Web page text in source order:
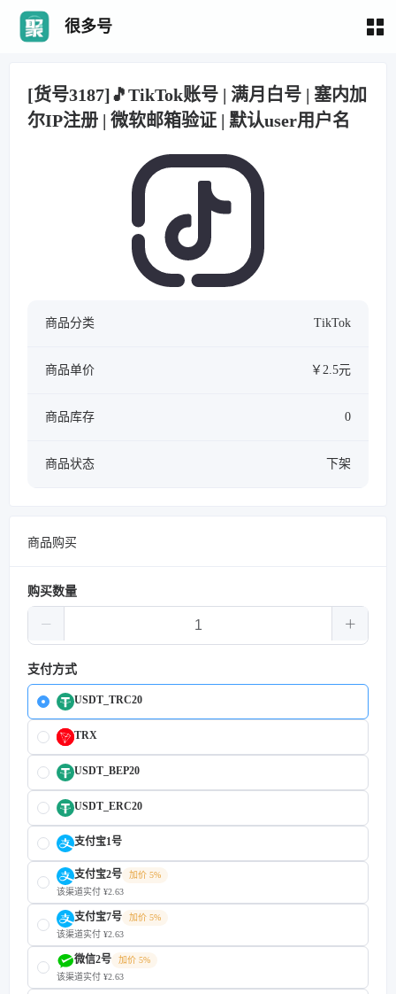
很多号
[货号3187]🎵TikTok账号 | 满月白号 | 塞内加
尔IP注册 | 微软邮箱验证 | 默认user用户名
商品分类 TikTok
商品单价 ￥2.5元
商品库存 0
商品状态 下架
商品购买
购买数量
支付方式
USDT_TRC20
TRX
USDT_BEP20
USDT_ERC20
支付宝1号
支付宝2号
加价 5%
该渠道实付 ¥2.63
支付宝7号
加价 5%
该渠道实付 ¥2.63
微信2号
加价 5%
该渠道实付 ¥2.63